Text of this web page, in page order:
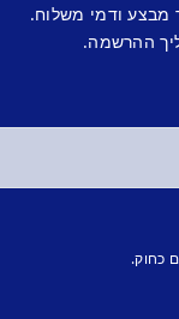
מבצע ודמי משלוח.
ההרשמה.
כחוק.